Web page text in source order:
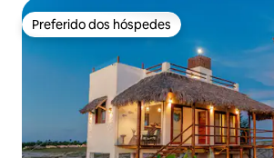
Preferido dos hóspedes
Preferido dos hóspedes